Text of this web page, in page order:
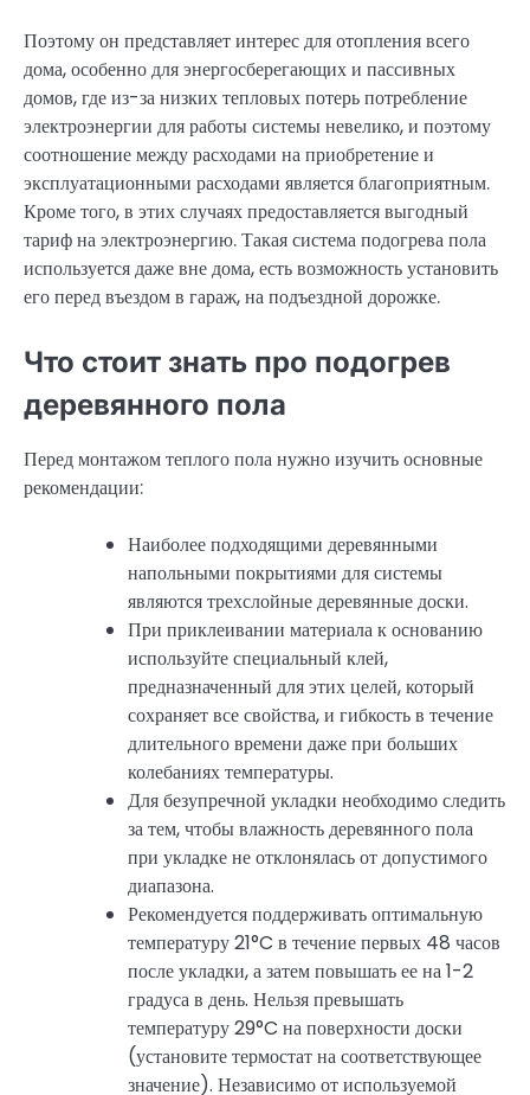
Поэтому он представляет интерес для отопления всего
дома, особенно для энергосберегающих и пассивных
домов, где из-за низких тепловых потерь потребление
электроэнергии для работы системы невелико, и поэтому
соотношение между расходами на приобретение и
эксплуатационными расходами является благоприятным.
Кроме того, в этих случаях предоставляется выгодный
тариф на электроэнергию. Такая система подогрева пола
используется даже вне дома, есть возможность установить
его перед въездом в гараж, на подъездной дорожке.
Что стоит знать про подогрев
деревянного пола
Перед монтажом теплого пола нужно изучить основные
рекомендации:
Наиболее подходящими деревянными
напольными покрытиями для системы
являются трехслойные деревянные доски.
При приклеивании материала к основанию
используйте специальный клей,
предназначенный для этих целей, который
сохраняет все свойства, и гибкость в течение
длительного времени даже при больших
колебаниях температуры.
Для безупречной укладки необходимо следить
за тем, чтобы влажность деревянного пола
при укладке не отклонялась от допустимого
диапазона.
Рекомендуется поддерживать оптимальную
температуру 21°C в течение первых 48 часов
после укладки, а затем повышать ее на 1-2
градуса в день. Нельзя превышать
температуру 29°C на поверхности доски
(установите термостат на соответствующее
значение). Независимо от используемой